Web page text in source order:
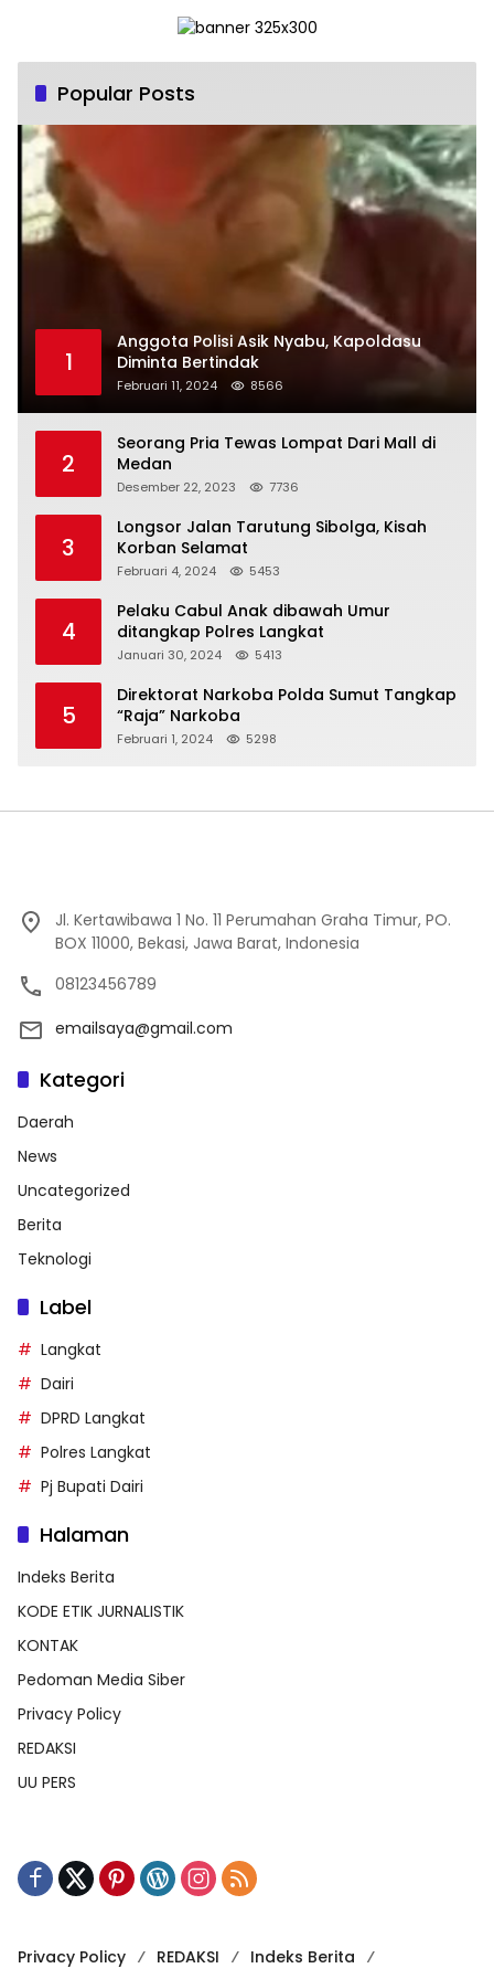
Popular Posts
1
Anggota Polisi Asik Nyabu, Kapoldasu
Diminta Bertindak
Februari 11, 2024 8566
2
Seorang Pria Tewas Lompat Dari Mall di
Medan
Desember 22, 2023 7736
3
Longsor Jalan Tarutung Sibolga, Kisah
Korban Selamat
Februari 4, 2024 5453
4
Pelaku Cabul Anak dibawah Umur
ditangkap Polres Langkat
Januari 30, 2024 5413
5
Direktorat Narkoba Polda Sumut Tangkap
“Raja” Narkoba
Februari 1, 2024 5298
Jl. Kertawibawa 1 No. 11 Perumahan Graha Timur, PO.
BOX 11000, Bekasi, Jawa Barat, Indonesia
08123456789
emailsaya@gmail.com
Kategori
Daerah
News
Uncategorized
Berita
Teknologi
Label
Langkat
Dairi
DPRD Langkat
Polres Langkat
Pj Bupati Dairi
Halaman
Indeks Berita
KODE ETIK JURNALISTIK
KONTAK
Pedoman Media Siber
Privacy Policy
REDAKSI
UU PERS
Privacy Policy REDAKSI
Indeks Berita